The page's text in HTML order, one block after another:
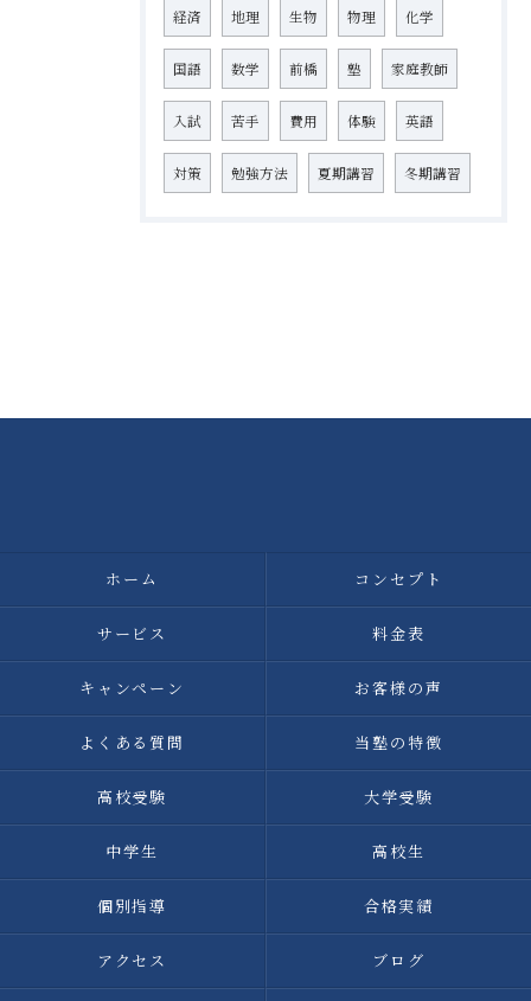
経済 地理 生物 物理 化学
国語 数学 前橋 塾 家庭教師
入試 苦手 費用 体験 英語
対策 勉強方法 夏期講習 冬期講習
ホーム コンセプト
サービス 料金表
キャンペーン お客様の声
よくある質問 当塾の特徴
高校受験 大学受験
中学生 高校生
個別指導 合格実績
アクセス ブログ